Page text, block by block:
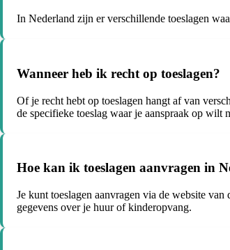
In Nederland zijn er verschillende toeslagen
Wanneer heb ik recht op toeslagen?
Of je recht hebt op toeslagen hangt af van
de specifieke toeslag waar je aanspraak op wilt
Hoe kan ik toeslagen aanvragen in
Je kunt toeslagen aanvragen via de website
gegevens over je huur of kinderopvang.